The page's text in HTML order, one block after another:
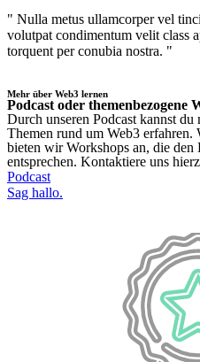
" Nulla metus ullamcorper vel
volutpat condimentum velit class
torquent per conubia nostra. "
Mehr über Web3 lernen
Podcast oder themenbezogene
Durch unseren Podcast kannst
Themen rund um Web3 erfahren.
bieten wir Workshops an, die
entsprechen. Kontaktiere uns
Podcast
Sag hallo.